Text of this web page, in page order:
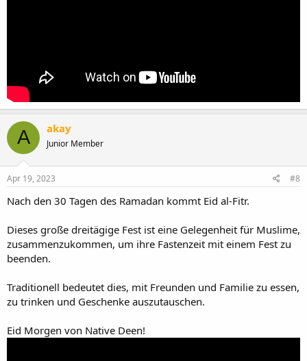
A akay
Junior Member
Apr 19, 2023 #8
Nach den 30 Tagen des Ramadan kommt Eid al-Fitr.
Dieses große dreitägige Fest ist eine Gelegenheit für Muslime,
zusammenzukommen, um ihre Fastenzeit mit einem Fest zu
beenden.
Traditionell bedeutet dies, mit Freunden und Familie zu essen,
zu trinken und Geschenke auszutauschen.
Eid Morgen von Native Deen!